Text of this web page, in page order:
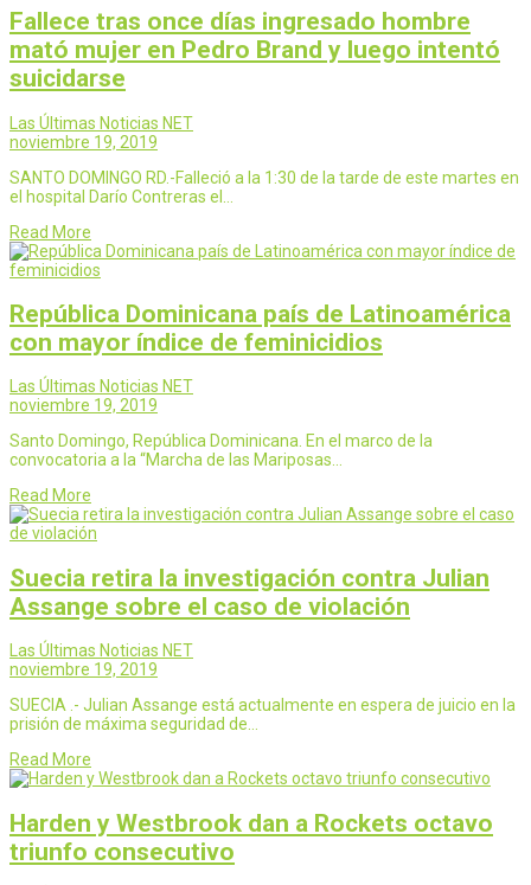
Fallece tras once días ingresado hombre
mató mujer en Pedro Brand y luego intentó
suicidarse
Las Últimas Noticias NET
noviembre 19, 2019
SANTO DOMINGO RD.-Falleció a la 1:30 de la tarde de este martes en
el hospital Darío Contreras el…
Read More
República Dominicana país de Latinoamérica
con mayor índice de feminicidios
Las Últimas Noticias NET
noviembre 19, 2019
Santo Domingo, República Dominicana. En el marco de la
convocatoria a la “Marcha de las Mariposas…
Read More
Suecia retira la investigación contra Julian
Assange sobre el caso de violación
Las Últimas Noticias NET
noviembre 19, 2019
SUECIA .- Julian Assange está actualmente en espera de juicio en la
prisión de máxima seguridad de…
Read More
Harden y Westbrook dan a Rockets octavo
triunfo consecutivo